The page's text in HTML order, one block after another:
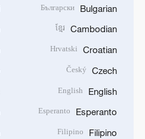
Bulgarian
Български
Cambodian
ខ្មែរ
Croatian
Hrvatski
Czech
Český
English
English
Esperanto
Esperanto
Filipino
Filipino